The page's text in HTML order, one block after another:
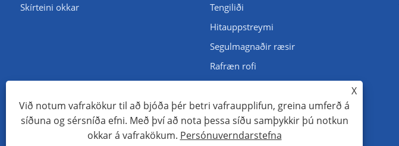
Skírteini okkar
Tengiliði
Hitauppstreymi
Segulmagnaðir ræsir
Rafræn rofi
Spenna eftirlitsstofninn stöðugleiki
Höfundarréttur © 2024 Wenzhou Santuo Electrical Co., Ltd. Allur réttur áskilinn
X
Við notum vafrakökur til að bjóða þér betri vafraupplifun, greina umferð á
síðuna og sérsníða efni. Með því að nota þessa síðu samþykkir þú notkun
okkar á vafrakökum. Persónuverndarstefna